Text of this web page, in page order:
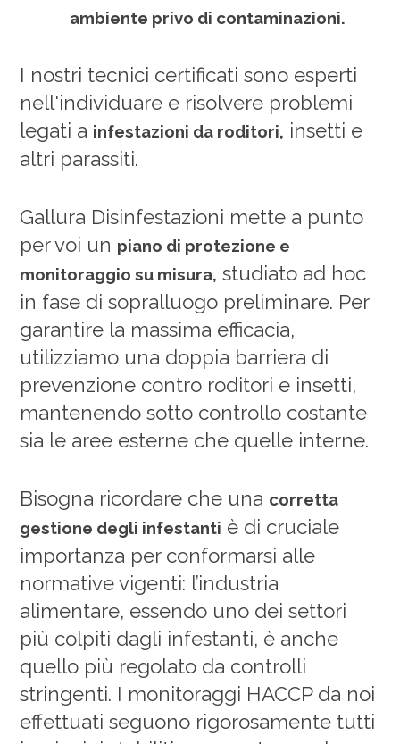
ambiente privo di contaminazioni.
I nostri tecnici certificati sono esperti
nell'individuare e risolvere problemi
legati a infestazioni da roditori, insetti e
altri parassiti.
Gallura Disinfestazioni mette a punto
per voi un piano di protezione e
monitoraggio su misura, studiato ad hoc
in fase di sopralluogo preliminare. Per
garantire la massima efficacia,
utilizziamo una doppia barriera di
prevenzione contro roditori e insetti,
mantenendo sotto controllo costante
sia le aree esterne che quelle interne.
Bisogna ricordare che una corretta
gestione degli infestanti è di cruciale
importanza per conformarsi alle
normative vigenti: l’industria
alimentare, essendo uno dei settori
più colpiti dagli infestanti, è anche
quello più regolato da controlli
stringenti. I monitoraggi HACCP da noi
effettuati seguono rigorosamente tutti